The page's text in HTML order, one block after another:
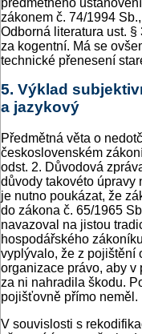
předmětného
zákonem č. 74/1994
Odborná literatura ust.
za kogentní. Má se
technické přenesení
5. Výklad
a jazykový
Předmětná věta o
československém
odst. 2. Důvodová
důvody takovéto úpravy
je nutno poukázat, že
do zákona č. 65/1965
navazoval na jistou
hospodářského
vyplývalo, že z pojištění
organizace právo, aby
za ni nahradila škodu.
pojišťovně přímo neměl.
V souvislosti s